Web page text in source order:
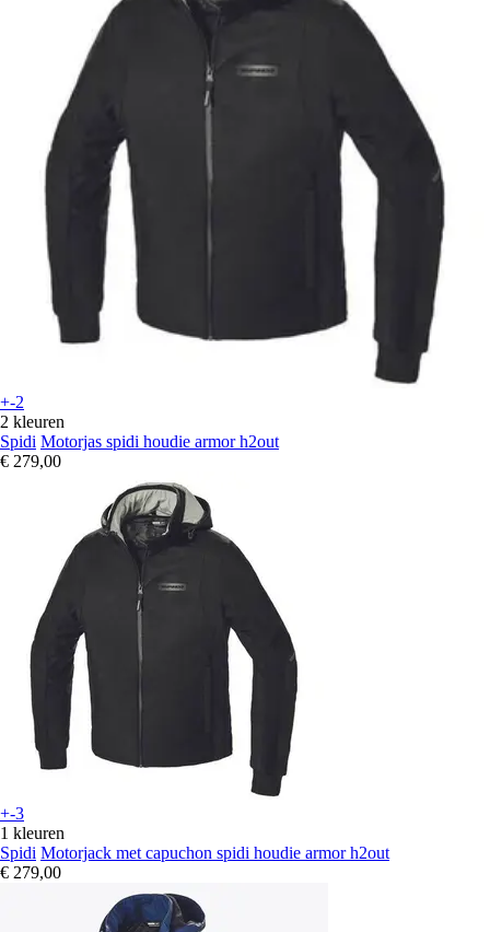
+-2
2 kleuren
Spidi Motorjas spidi houdie armor h2out
€ 279,00
+-3
1 kleuren
Spidi Motorjack met capuchon spidi houdie armor h2out
€ 279,00